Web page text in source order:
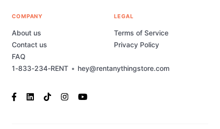
1-833-234-RENT • hey@rentanythingstore.com
COMPANY
About us
Contact us
FAQ
LEGAL
Terms of Service
Privacy Policy